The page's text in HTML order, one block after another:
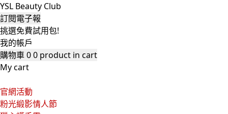
YSL Beauty Club
訂閱電子報
挑選免費試用包!
我的帳戶
購物車00 product in cart
My cart
官網活動
粉光緞影情人節